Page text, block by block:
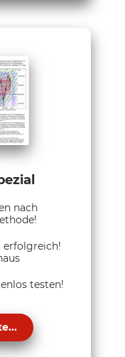
nach
erfolgreich!
testen!